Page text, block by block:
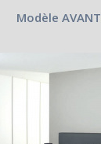
Modèle AVANT